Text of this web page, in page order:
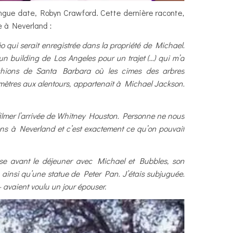
date, Robyn Crawford. Cette dernière raconte,
à Neverland :
qui serait enregistrée dans la propriété de Michael.
building de Los Angeles pour un trajet (…) qui m’a
de Santa Barbara où les cimes des arbres
aux alentours, appartenait à Michael Jackson.
l’arrivée de Whitney Houston. Personne ne nous
à Neverland et c’est exactement ce qu’on pouvait
avant le déjeuner avec Michael et Bubbles, son
qu’une statue de Peter Pan. J’étais subjuguée.
voulu un jour épouser.